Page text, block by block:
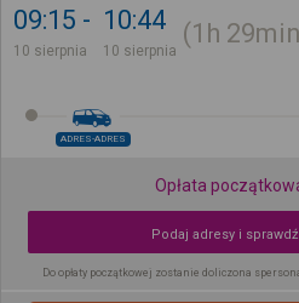
09:15
10 sierpnia
10:44
10 sierpnia
1h 29min
ADRES-ADRES
Opłata
Podaj adresy i
Do opłaty początkowej zostanie doliczona